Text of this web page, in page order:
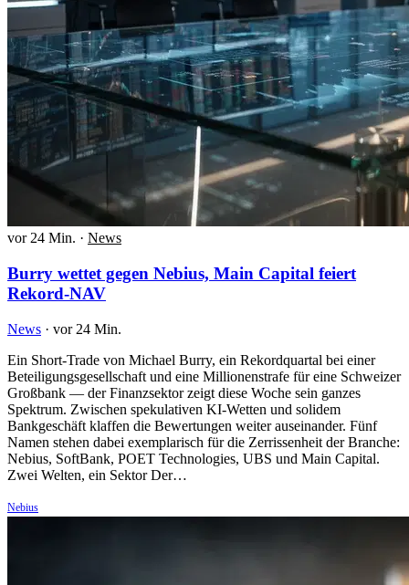
vor 24 Min. · News
Burry wettet gegen Nebius, Main Capital feiert
Rekord-NAV
News · vor 24 Min.
Ein Short-Trade von Michael Burry, ein Rekordquartal bei einer
Beteiligungsgesellschaft und eine Millionenstrafe für eine Schweizer
Großbank — der Finanzsektor zeigt diese Woche sein ganzes
Spektrum. Zwischen spekulativen KI-Wetten und solidem
Bankgeschäft klaffen die Bewertungen weiter auseinander. Fünf
Namen stehen dabei exemplarisch für die Zerrissenheit der Branche:
Nebius, SoftBank, POET Technologies, UBS und Main Capital.
Zwei Welten, ein Sektor Der…
Nebius